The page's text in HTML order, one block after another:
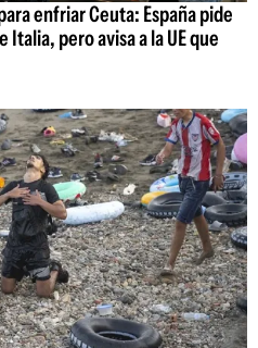
enfriar Ceuta: España pide
Italia, pero avisa a la UE que